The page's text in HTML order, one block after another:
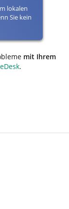
lokalen
Sie kein
mit Ihrem
.